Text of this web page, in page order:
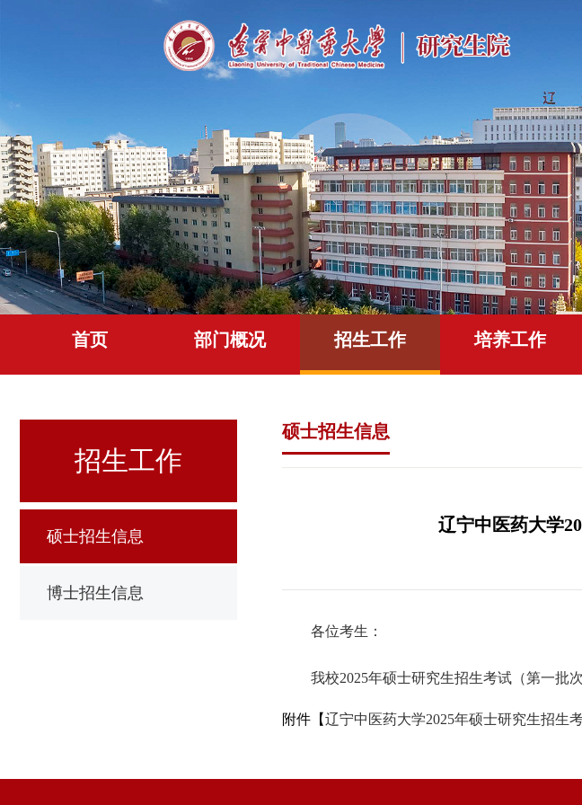
首页 部门概况 招生工作 培养工作
招生工作
硕士招生信息
博士招生信息
硕士招生信息
辽宁中医药大学
各位考生：
我校2025年硕士研究生招生考试（第一批
附件【辽宁中医药大学2025年硕士研究生招生